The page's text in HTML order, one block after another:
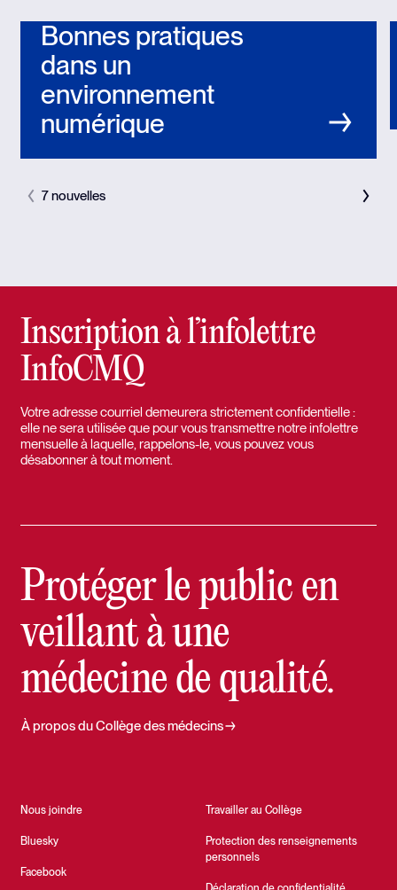
Bonnes pratiques
dans un
environnement
numérique
7 nouvelles
Inscription à l’infolettre
InfoCMQ
Votre adresse courriel demeurera strictement confidentielle :
elle ne sera utilisée que pour vous transmettre notre infolettre
mensuelle à laquelle, rappelons-le, vous pouvez vous
désabonner à tout moment.
Protéger le public en
veillant à une
médecine de qualité.
Nous joindre
Bluesky
Facebook
Travailler au Collège
Protection des renseignements
personnels
À propos du Collège des médecins